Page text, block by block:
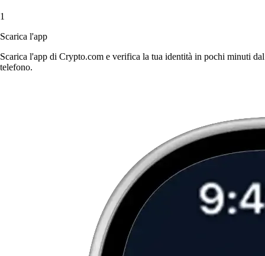
1
Scarica l'app
Scarica l'app di Crypto.com e verifica la tua identità in pochi minuti dal
telefono.